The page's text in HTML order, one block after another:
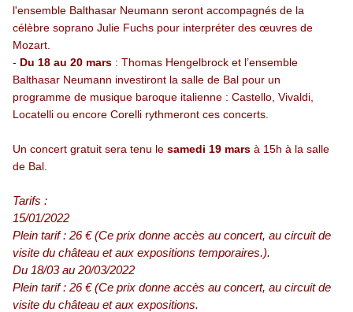
l'ensemble Balthasar Neumann seront accompagnés de la
célèbre soprano Julie Fuchs pour interpréter des œuvres de
Mozart.
- Du 18 au 20 mars : Thomas Hengelbrock et l’ensemble
Balthasar Neumann investiront la salle de Bal pour un
programme de musique baroque italienne : Castello, Vivaldi,
Locatelli ou encore Corelli rythmeront ces concerts.
Un concert gratuit sera tenu le samedi 19 mars à 15h à la salle
de Bal.
Tarifs :
15/01/2022
Plein tarif : 26 € (Ce prix donne accès au concert, au circuit de
visite du château et aux expositions temporaires.).
Du 18/03 au 20/03/2022
Plein tarif : 26 € (Ce prix donne accès au concert, au circuit de
visite du château et aux expositions.